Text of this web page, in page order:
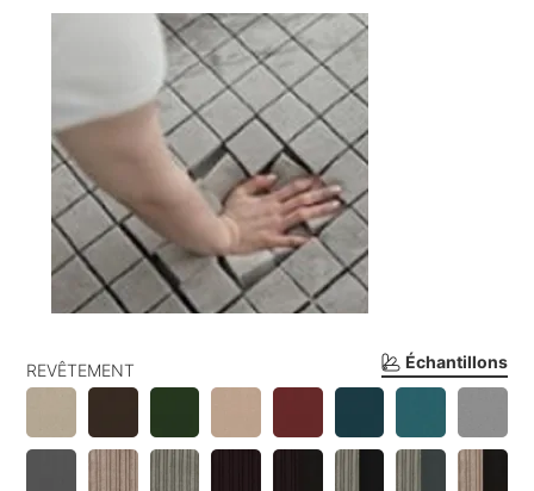
Échantillons
REVÊTEMENT